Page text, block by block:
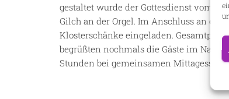
gestaltet wurde der Gottesdienst vom
Gilch an der Orgel. Im Anschluss an den
Klosterschänke eingeladen.
begrüßten nochmals die Gäste im
Stunden bei gemeinsamen Mittagessen